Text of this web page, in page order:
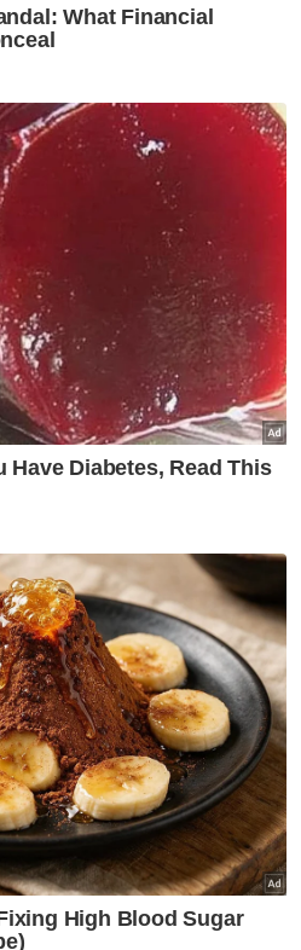
muka saya
nanti saya dah
tidak boleh tengok'
sudah mati' -
bola sepak kongsi detik
petir
Kelantan perlu
kerajaan
Exco
yakin RUU Syariah
bercanggah